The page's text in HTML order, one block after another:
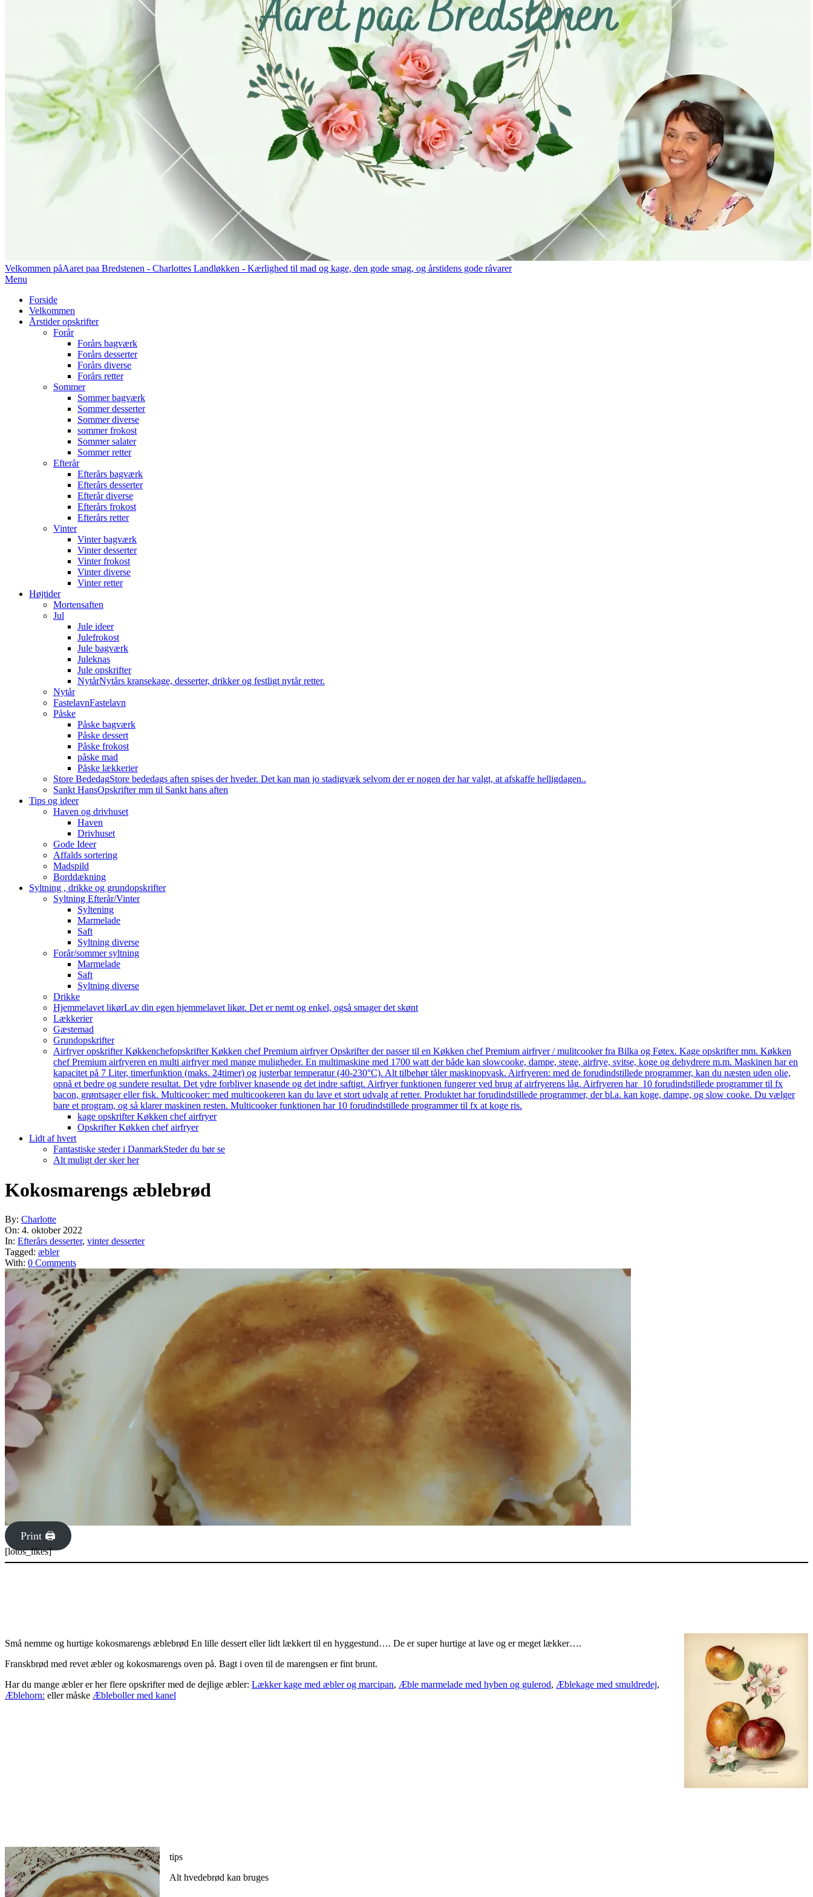
Velkommen påAaret paa Bredstenen - Charlottes Landløkken - Kærlighed til mad og kage, den gode smag, og årstidens gode råvarer
Primary
Menu
Menu
Forside
Velkommen
Årstider opskrifter
Forår
Forårs bagværk
Forårs desserter
Forårs diverse
Forårs retter
Sommer
Sommer bagværk
Sommer desserter
Sommer diverse
sommer frokost
Sommer salater
Sommer retter
Efterår
Efterårs bagværk
Efterårs desserter
Efterår diverse
Efterårs frokost
Efterårs retter
Vinter
Vinter bagværk
Vinter desserter
Vinter frokost
Vinter diverse
Vinter retter
Højtider
Mortensaften
Jul
Jule ideer
Julefrokost
Jule bagværk
Juleknas
Jule opskrifter
NytårNytårs kransekage, desserter, drikker og festligt nytår retter.
Nytår
FastelavnFastelavn
Påske
Påske bagværk
Påske dessert
Påske frokost
påske mad
Påske lækkerier
Store BededagStore bededags aften spises der hveder. Det kan man jo stadigvæk selvom der er nogen der har valgt, at afskaffe helligdagen..
Sankt HansOpskrifter mm til Sankt hans aften
Tips og ideer
Haven og drivhuset
Haven
Drivhuset
Gode Ideer
Affalds sortering
Madspild
Borddækning
Syltning , drikke og grundopskrifter
Syltning Efterår/Vinter
Syltening
Marmelade
Saft
Syltning diverse
Forår/sommer syltning
Marmelade
Saft
Syltning diverse
Drikke
Hjemmelavet likørLav din egen hjemmelavet likør. Det er nemt og enkel, også smager det skønt
Lækkerier
Gæstemad
Grundopskrifter
Airfryer opskrifter Køkkenchefopskrifter Køkken chef Premium airfryer Opskrifter der passer til en Køkken chef Premium airfryer / mulitcooker fra Bilka og Føtex. Kage opskrifter mm. Køkken
chef Premium airfryeren en multi airfryer med mange muligheder. En multimaskine med 1700 watt der både kan slowcooke, dampe, stege, airfrye, svitse, koge og dehydrere m.m. Maskinen har en
kapacitet på 7 Liter, timerfunktion (maks. 24timer) og justerbar temperatur (40-230°C). Alt tilbehør tåler maskinopvask. Airfryeren: med de forudindstillede programmer, kan du næsten uden olie,
opnå et bedre og sundere resultat. Det ydre forbliver knasende og det indre saftigt. Airfryer funktionen fungerer ved brug af airfryerens låg. Airfryeren har 10 forudindstillede programmer til fx
bacon, grøntsager eller fisk. Multicooker: med multicookeren kan du lave et stort udvalg af retter. Produktet har forudindstillede programmer, der bl.a. kan koge, dampe, og slow cooke. Du vælger
bare et program, og så klarer maskinen resten. Multicooker funktionen har 10 forudindstillede programmer til fx at koge ris.
kage opskrifter Køkken chef airfryer
Opskrifter Køkken chef airfryer
Lidt af hvert
Fantastiske steder i DanmarkSteder du bør se
Alt muligt der sker her
Kokosmarengs æblebrød
By: Charlotte
On: 4. oktober 2022
In: Efterårs desserter, vinter desserter
Tagged: æbler
With: 0 Comments
Print 🖨
[lotos_likes]
Små nemme og hurtige kokosmarengs æblebrød En lille dessert eller lidt lækkert til en hyggestund…. De er super hurtige at lave og er meget lækker….
Franskbrød med revet æbler og kokosmarengs oven på. Bagt i oven til de marengsen er fint brunt.
Har du mange æbler er her flere opskrifter med de dejlige æbler: Lækker kage med æbler og marcipan, Æble marmelade med hyben og gulerod, Æblekage med smuldredej,
Æblehorn: eller måske Æbleboller med kanel
tips
Alt hvedebrød kan bruges